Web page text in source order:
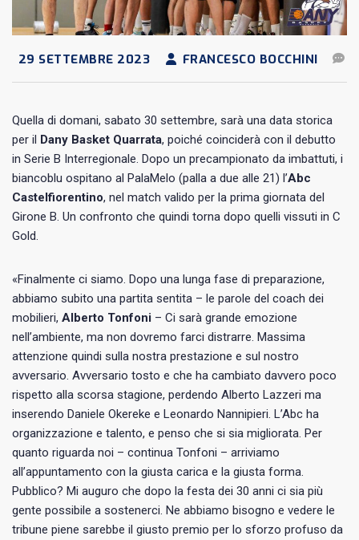
29 SETTEMBRE 2023 FRANCESCO BOCCHINI
Quella di domani, sabato 30 settembre, sarà una data storica
per il Dany Basket Quarrata, poiché coinciderà con il debutto
in Serie B Interregionale. Dopo un precampionato da imbattuti, i
biancoblu ospitano al PalaMelo (palla a due alle 21) l’Abc
Castelfiorentino, nel match valido per la prima giornata del
Girone B. Un confronto che quindi torna dopo quelli vissuti in C
Gold.
«Finalmente ci siamo. Dopo una lunga fase di preparazione,
abbiamo subito una partita sentita – le parole del coach dei
mobilieri, Alberto Tonfoni – Ci sarà grande emozione
nell’ambiente, ma non dovremo farci distrarre. Massima
attenzione quindi sulla nostra prestazione e sul nostro
avversario. Avversario tosto e che ha cambiato davvero poco
rispetto alla scorsa stagione, perdendo Alberto Lazzeri ma
inserendo Daniele Okereke e Leonardo Nannipieri. L’Abc ha
organizzazione e talento, e penso che si sia migliorata. Per
quanto riguarda noi – continua Tonfoni – arriviamo
all’appuntamento con la giusta carica e la giusta forma.
Pubblico? Mi auguro che dopo la festa dei 30 anni ci sia più
gente possibile a sostenerci. Ne abbiamo bisogno e vedere le
tribune piene sarebbe il giusto premio per lo sforzo profuso da